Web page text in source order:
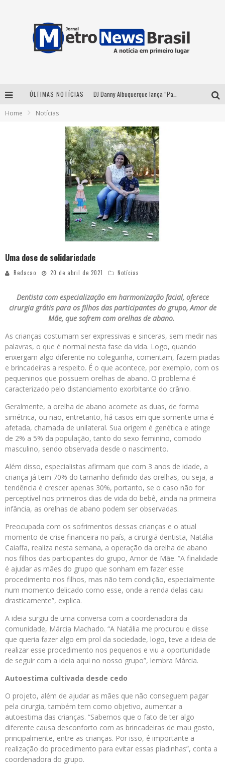
ÚLTIMAS NOTÍCIAS
Home Notícias
Uma dose de solidariedade
Redacao 20 de abril de 2021 Notícias
Dentista com especialização em harmonização facial, oferece
cirurgia grátis para os filhos das participantes do grupo, Amor de
Mãe, que sofrem com orelhas de abano.
As crianças costumam ser expressivas e sinceras, sem medir nas
palavras, o que é normal nesta fase da vida. Logo, quando
enxergam algo diferente no coleguinha, comentam, fazem piadas
e brincadeiras a respeito. É o que acontece, por exemplo, com os
pequeninos que possuem orelhas de abano. O problema é
caracterizado pelo distanciamento exorbitante do crânio.
Geralmente, a orelha de abano acomete as duas, de forma
simétrica, ou não, entretanto, há casos em que somente uma é
afetada, chamada de unilateral. Sua origem é genética e atinge
de 2% a 5% da população, tanto do sexo feminino, comodo
masculino, sendo observada desde o nascimento.
Além disso, especialistas afirmam que com 3 anos de idade, a
criança já tem 70% do tamanho definido das orelhas, ou seja, a
tendência é crescer apenas 30%, portanto, se o caso não for
perceptível nos primeiros dias de vida do bebê, ainda na primeira
infância, as orelhas de abano podem ser observadas.
Preocupada com os sofrimentos dessas crianças e o atual
momento de crise financeira no país, a cirurgiã dentista, Natália
Caiaffa, realiza nesta semana, a operação da orelha de abano
nos filhos das participantes do grupo, Amor de Mãe. “A finalidade
é ajudar as mães do grupo que sonham em fazer esse
procedimento nos filhos, mas não tem condição, especialmente
num momento delicado como esse, onde a renda delas caiu
drasticamente”, explica.
A ideia surgiu de uma conversa com a coordenadora da
comunidade, Márcia Machado. “A Natália me procurou e disse
que queria fazer algo em prol da sociedade, logo, teve a ideia de
realizar esse procedimento nos pequenos e viu a oportunidade
de seguir com a ideia aqui no nosso grupo”, lembra Márcia.
Autoestima cultivada desde cedo
O projeto, além de ajudar as mães que não conseguem pagar
pela cirurgia, também tem como objetivo, aumentar a
autoestima das crianças. “Sabemos que o fato de ter algo
diferente causa desconforto com as brincadeiras de mau gosto,
principalmente, entre as crianças. Por isso, é importante a
realização do procedimento para evitar essas piadinhas”, conta a
coordenadora do grupo.